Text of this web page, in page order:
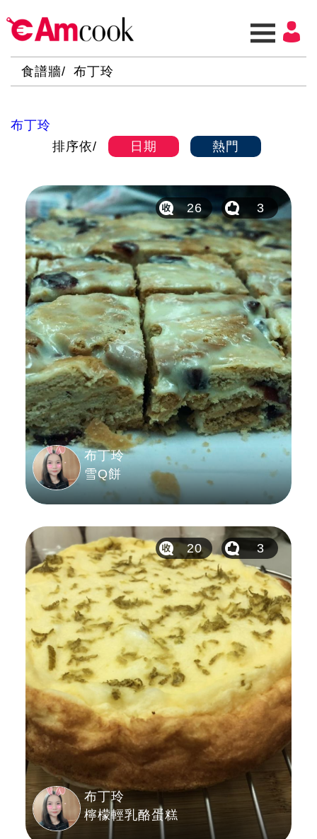
食譜牆 布丁玲
布丁玲
排序依
日期 熱門
布丁玲
雪Q餅
26 3
布丁玲
檸檬輕乳酪蛋糕
20 3